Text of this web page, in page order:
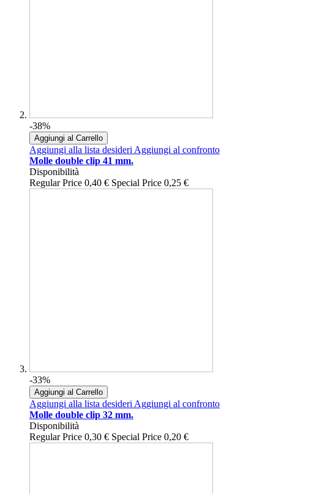
-38%
Aggiungi al Carrello
Aggiungi alla lista desideriAggiungi al confronto
Molle double clip 41 mm.
Disponibilità
Regular Price 0,40 € Special Price 0,25 €
-33%
Aggiungi al Carrello
Aggiungi alla lista desideriAggiungi al confronto
Molle double clip 32 mm.
Disponibilità
Regular Price 0,30 € Special Price 0,20 €